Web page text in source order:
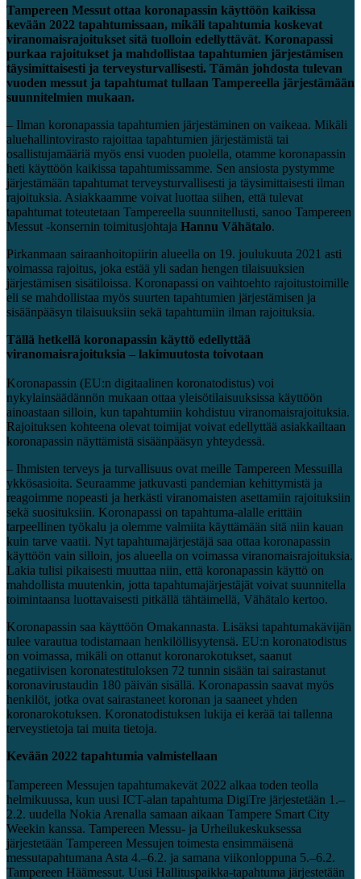
Tampereen Messut ottaa koronapassin käyttöön kaikissa
kevään 2022 tapahtumissaan, mikäli tapahtumia koskevat
viranomaisrajoitukset sitä tuolloin edellyttävät. Koronapassi
purkaa rajoitukset ja mahdollistaa tapahtumien järjestämisen
täysimittaisesti ja terveysturvallisesti. Tämän johdosta tulevan
vuoden messut ja tapahtumat tullaan Tampereella järjestämään
suunnitelmien mukaan.
– Ilman koronapassia tapahtumien järjestäminen on vaikeaa. Mikäli
aluehallintovirasto rajoittaa tapahtumien järjestämistä tai
osallistujamääriä myös ensi vuoden puolella, otamme koronapassin
heti käyttöön kaikissa tapahtumissamme. Sen ansiosta pystymme
järjestämään tapahtumat terveysturvallisesti ja täysimittaisesti ilman
rajoituksia. Asiakkaamme voivat luottaa siihen, että tulevat
tapahtumat toteutetaan Tampereella suunnitellusti, sanoo Tampereen
Messut -konsernin toimitusjohtaja Hannu Vähätalo.
Pirkanmaan sairaanhoitopiirin alueella on 19. joulukuuta 2021 asti
voimassa rajoitus, joka estää yli sadan hengen tilaisuuksien
järjestämisen sisätiloissa. Koronapassi on vaihtoehto rajoitustoimille
eli se mahdollistaa myös suurten tapahtumien järjestämisen ja
sisäänpääsyn tilaisuuksiin sekä tapahtumiin ilman rajoituksia.
Tällä hetkellä koronapassin käyttö edellyttää
viranomaisrajoituksia – lakimuutosta toivotaan
Koronapassin (EU:n digitaalinen koronatodistus) voi
nykylainsäädännön mukaan ottaa yleisötilaisuuksissa käyttöön
ainoastaan silloin, kun tapahtumiin kohdistuu viranomaisrajoituksia.
Rajoituksen kohteena olevat toimijat voivat edellyttää asiakkailtaan
koronapassin näyttämistä sisäänpääsyn yhteydessä.
– Ihmisten terveys ja turvallisuus ovat meille Tampereen Messuilla
ykkösasioita. Seuraamme jatkuvasti pandemian kehittymistä ja
reagoimme nopeasti ja herkästi viranomaisten asettamiin rajoituksiin
sekä suosituksiin. Koronapassi on tapahtuma-alalle erittäin
tarpeellinen työkalu ja olemme valmiita käyttämään sitä niin kauan
kuin tarve vaatii. Nyt tapahtumajärjestäjä saa ottaa koronapassin
käyttöön vain silloin, jos alueella on voimassa viranomaisrajoituksia.
Lakia tulisi pikaisesti muuttaa niin, että koronapassin käyttö on
mahdollista muutenkin, jotta tapahtumajärjestäjät voivat suunnitella
toimintaansa luottavaisesti pitkällä tähtäimellä, Vähätalo kertoo.
Koronapassin saa käyttöön Omakannasta. Lisäksi tapahtumakävijän
tulee varautua todistamaan henkilöllisyytensä. EU:n koronatodistus
on voimassa, mikäli on ottanut koronarokotukset, saanut
negatiivisen koronatestituloksen 72 tunnin sisään tai sairastanut
koronavirustaudin 180 päivän sisällä. Koronapassin saavat myös
henkilöt, jotka ovat sairastaneet koronan ja saaneet yhden
koronarokotuksen. Koronatodistuksen lukija ei kerää tai tallenna
terveystietoja tai muita tietoja.
Kevään 2022 tapahtumia valmistellaan
Tampereen Messujen tapahtumakevät 2022 alkaa toden teolla
helmikuussa, kun uusi ICT-alan tapahtuma DigiTre järjestetään 1.–
2.2. uudella Nokia Arenalla samaan aikaan Tampere Smart City
Weekin kanssa. Tampereen Messu- ja Urheilukeskuksessa
järjestetään Tampereen Messujen toimesta ensimmäisenä
messutapahtumana Asta 4.–6.2. ja samana viikonloppuna 5.–6.2.
Tampereen Häämessut. Uusi Hallituspaikka-tapahtuma järjestetään